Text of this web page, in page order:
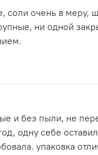
— статусным,
фисташки Иран
самых
соли очень в меру,
ни одной
и без пыли, не
одну себе
упаковка